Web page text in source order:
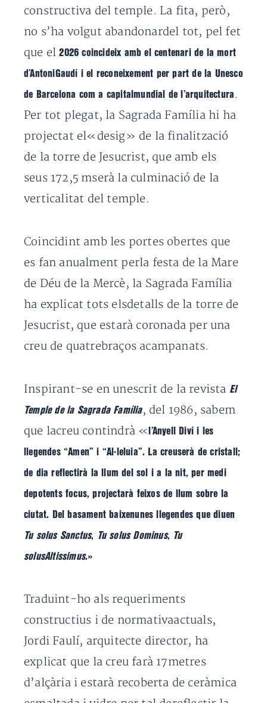
constructiva del temple. La fita, però,
no s’ha volgut abandonardel tot, pel fet
que el 2026 coincideix amb el centenari de la mort
d’AntoniGaudí i el reconeixement per part de la Unesco
de Barcelona com a capitalmundial de l’arquitectura .
Per tot plegat, la Sagrada Família hi ha
projectat el«desig» de la finalització
de la torre de Jesucrist, que amb els
seus 172,5 mserà la culminació de la
verticalitat del temple.
Coincidint amb les portes obertes que
es fan anualment perla festa de la Mare
de Déu de la Mercè, la Sagrada Família
ha explicat tots elsdetalls de la torre de
Jesucrist, que estarà coronada per una
creu de quatrebraços acampanats.
Inspirant-se en unescrit de la revista El
Temple de la Sagrada Família, del 1986, sabem
que lacreu contindrà « l’Anyell Diví i les
llegendes “Amen” i “Al·leluia”. La creuserà de cristall;
de dia reflectirà la llum del sol i a la nit, per medi
depotents focus, projectarà feixos de llum sobre la
ciutat. Del basament baixenunes llegendes que diuen
Tu solus Sanctus, Tu solus Dominus, Tu
solusAltissimus.»
Traduint-ho als requeriments
constructius i de normativaactuals,
Jordi Faulí, arquitecte director, ha
explicat que la creu farà 17metres
d’alçària i estarà recoberta de ceràmica